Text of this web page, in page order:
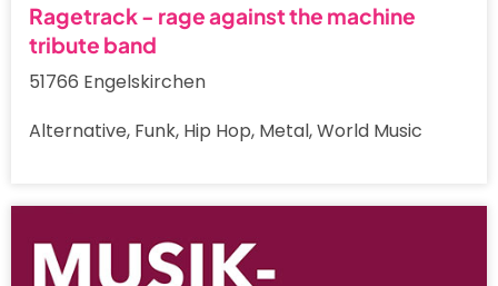
Ragetrack - rage against the machine
tribute band
51766 Engelskirchen
Alternative, Funk, Hip Hop, Metal, World Music